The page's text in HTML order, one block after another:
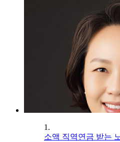
1.
소액 직역연금 받는